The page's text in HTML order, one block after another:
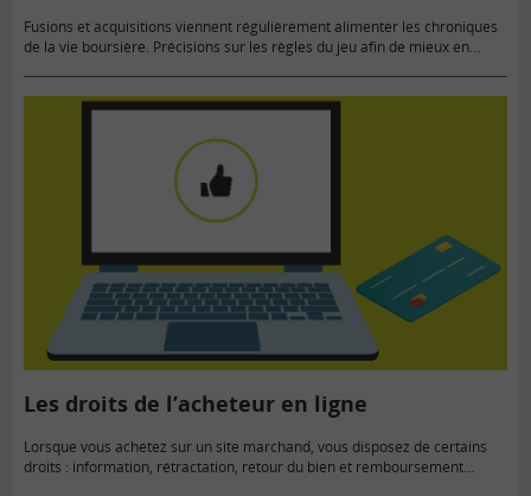
Fusions et acquisitions viennent régulièrement alimenter les chroniques
de la vie boursière. Précisions sur les règles du jeu afin de mieux en
Les droits de l’acheteur en ligne
Lorsque vous achetez sur un site marchand, vous disposez de certains
droits : information, rétractation, retour du bien et remboursement…